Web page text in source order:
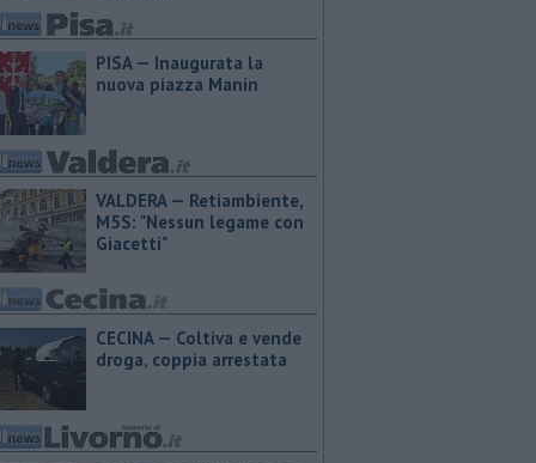
PISA — Inaugurata la
nuova piazza Manin
VALDERA — Retiambiente,
M5S: "Nessun legame con
Giacetti"
CECINA — Coltiva e vende
droga, coppia arrestata